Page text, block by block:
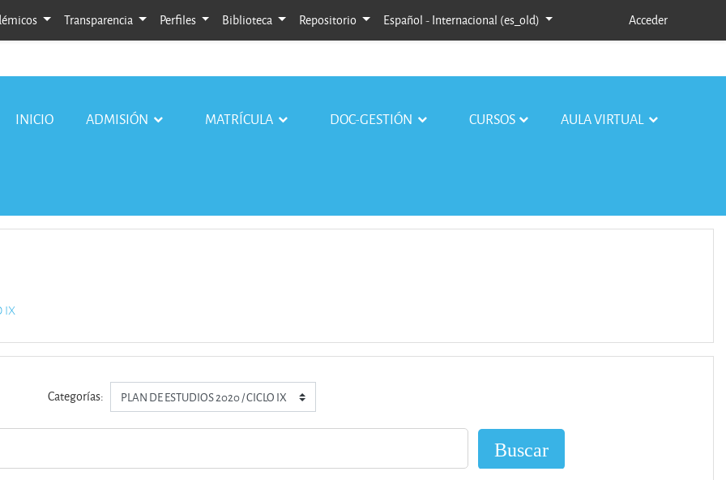
Transparencia Perfiles Biblioteca Repositorio Español - Internacional ‎(es_old)‎ Acceder
INICIO ADMISIÓN MATRÍCULA DOC-GESTIÓN CURSOS AULA VIRTUAL
IX
Categorías: